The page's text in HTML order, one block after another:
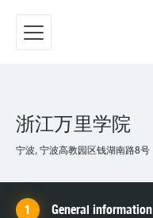
浙江万里学院
宁波, 宁波高教园区钱湖南路8号
General information